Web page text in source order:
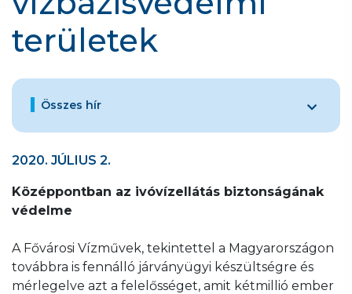
területek
Összes hír
2020. JÚLIUS 2.
Középpontban az ivóvízellátás biztonságának
védelme
A Fővárosi Vízművek, tekintettel a Magyarországon
továbbra is fennálló járványügyi készültségre és
mérlegelve azt a felelősséget, amit kétmillió ember